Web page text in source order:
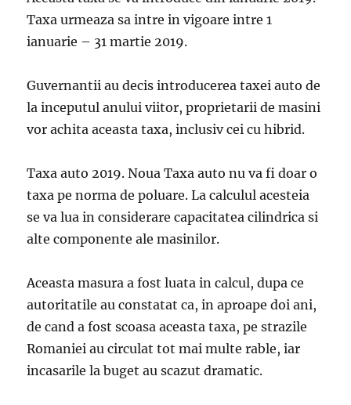
Taxa urmeaza sa intre in vigoare intre 1
ianuarie – 31 martie 2019.
Guvernantii au decis introducerea taxei auto de
la inceputul anului viitor, proprietarii de masini
vor achita aceasta taxa, inclusiv cei cu hibrid.
Taxa auto 2019. Noua Taxa auto nu va fi doar o
taxa pe norma de poluare. La calculul acesteia
se va lua in considerare capacitatea cilindrica si
alte componente ale masinilor.
Aceasta masura a fost luata in calcul, dupa ce
autoritatile au constatat ca, in aproape doi ani,
de cand a fost scoasa aceasta taxa, pe strazile
Romaniei au circulat tot mai multe rable, iar
incasarile la buget au scazut dramatic.